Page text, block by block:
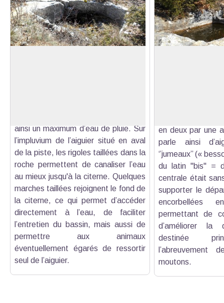
ainsi un maximum d’eau de pluie. Sur
l’impluvium de l’aiguier situé en aval
de la piste, les rigoles taillées dans la
roche permettent de canaliser l’eau
au mieux jusqu'à la citerne. Quelques
marches taillées rejoignent le fond de
la citerne, ce qui permet d’accéder
directement à l’eau, de faciliter
l’entretien du bassin, mais aussi de
permettre aux animaux
éventuellement égarés de ressortir
seul de l’aiguier.
en deux par une
parle ainsi
‘’jumeaux’’ («
du latin "bis" =
centrale était
supporter le
encorbellées
permettant de
d’améliorer la
destinée
l’abreuvement
moutons.